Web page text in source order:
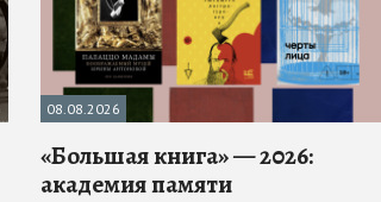
08.08.2026
«Большая книга» — 2026:
академия памяти